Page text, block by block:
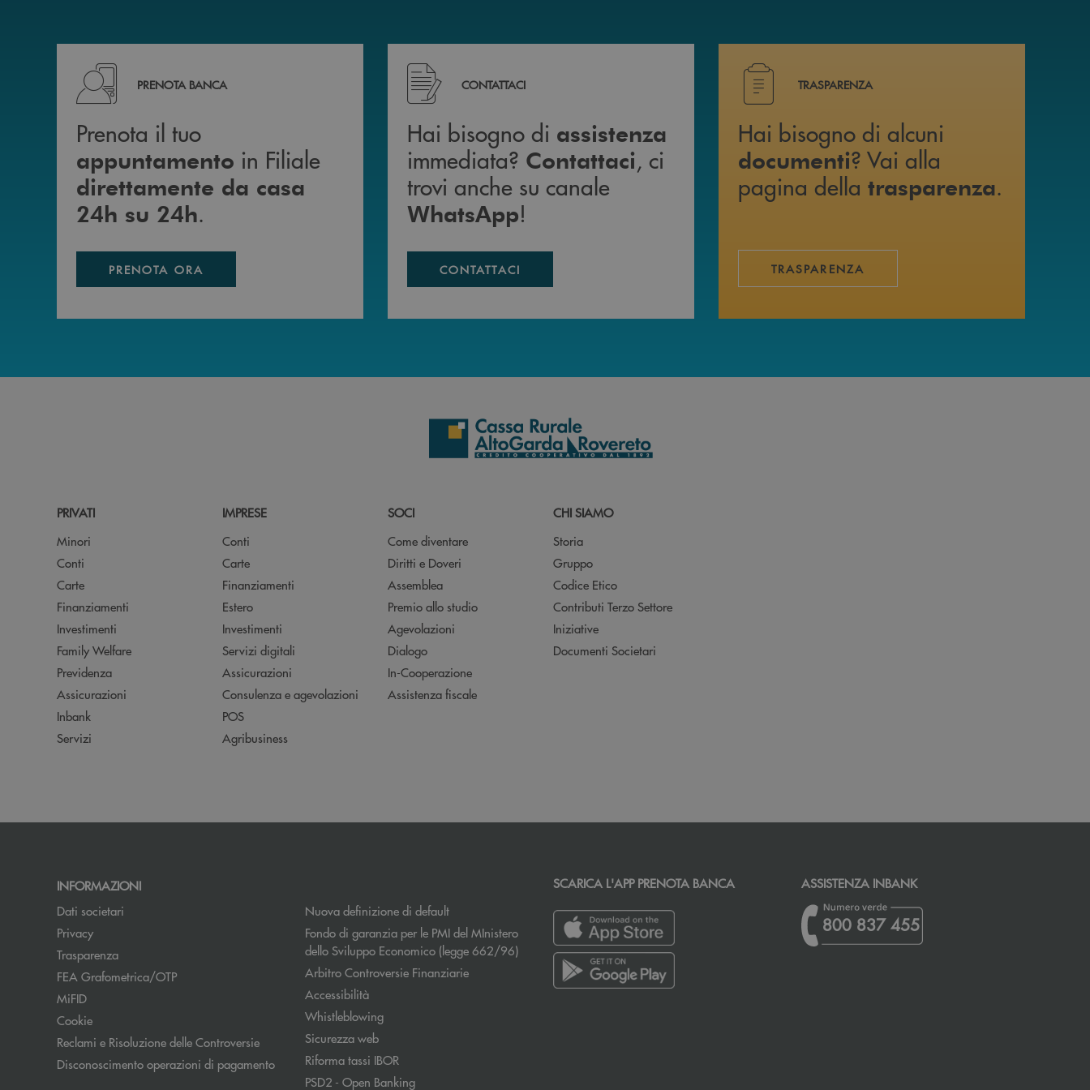
Prenota il tuo appuntamento in Filiale direttamente da casa 24h su 24h .
PRENOTA BANCA
Prenota il tuo
appuntamento in Filiale
direttamente da casa
24h su 24h.
PRENOTA ORA
Hai bisogno di assistenza immediata? Contattaci , ci trovi anche su canale WhatsApp !
CONTATTACI
Hai bisogno di assistenza
immediata? Contattaci, ci
trovi anche su canale
WhatsApp!
CONTATTACI
Hai bisogno di alcuni documenti ? Vai alla pagina della
TRASPARENZA
Hai bisogno di alcuni
documenti? Vai alla
pagina della trasparenza.
TRASPARENZA
PRIVATI
Minori
Conti
Carte
Finanziamenti
Investimenti
Family Welfare
Previdenza
Assicurazioni
Inbank
Servizi
IMPRESE
Conti
Carte
Finanziamenti
Estero
Investimenti
Servizi digitali
Assicurazioni
Consulenza e agevolazioni
POS
Agribusiness
SOCI
Come diventare
Diritti e Doveri
Assemblea
Premio allo studio
Agevolazioni
Dialogo
In-Cooperazione
Assistenza fiscale
CHI SIAMO
Storia
Gruppo
Codice Etico
Contributi Terzo Settore
Iniziative
Documenti Societari
INFORMAZIONI
Dati societari
PrivacyApre una nuova finestra
Trasparenza
FEA Grafometrica/OTP
MiFID
Cookie
Reclami e Risoluzione delle Controversie
Disconoscimento operazioni di pagamento
Nuova definizione di default
Fondo di garanzia per le PMI del MInistero
dello Sviluppo Economico (legge 662/96)Apre una nuova finestra
Arbitro Controversie FinanziarieApre una nuova finestra
Accessibilità
Whistleblowing
Sicurezza web
Riforma tassi IBOR
PSD2 - Open Banking
SCARICA L'APP PRENOTA BANCA ASSISTENZA INBANK
800 837 455